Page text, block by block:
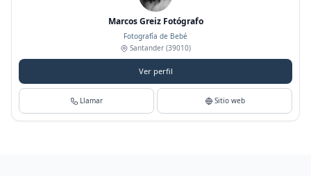
Marcos Greiz Fotógrafo
Fotografía de Bebé
Santander (39010)
Ver perfil
Llamar Sitio web